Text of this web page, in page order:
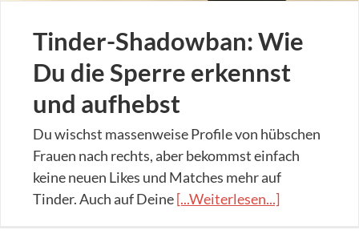
Tinder-Shadowban: Wie
Du die Sperre erkennst
und aufhebst
Du wischst massenweise Profile von hübschen
Frauen nach rechts, aber bekommst einfach
keine neuen Likes und Matches mehr auf
Tinder. Auch auf Deine[...Weiterlesen...]